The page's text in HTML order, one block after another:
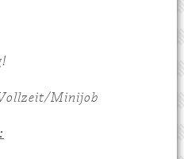
Minijob